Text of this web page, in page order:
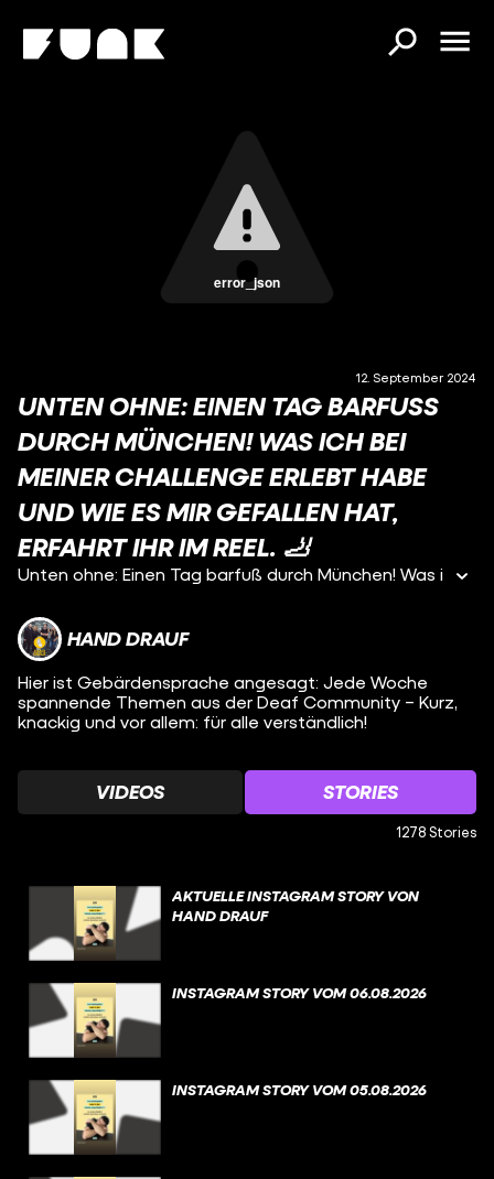
error_json
12. September 2024
UNTEN OHNE: EINEN TAG BARFUSS D
URCH MÜNCHEN! WAS ICH BEI M
EINER CHALLENGE ERLEBT HABE U
ND WIE ES MIR GEFALLEN HAT, E
RFAHRT IHR IM REEL. 🦶
Unten ohne: Einen Tag barfuß durch München! Was i
HAND DRAUF
Hier ist Gebärdensprache angesagt: Jede Woche
spannende Themen aus der Deaf Community – Kurz,
knackig und vor allem: für alle verständlich!
VIDEOS STORIES
1278 Stories
AKTUELLE INSTAGRAM STORY VON
HAND DRAUF
INSTAGRAM STORY VOM 06.08.2026
INSTAGRAM STORY VOM 05.08.2026